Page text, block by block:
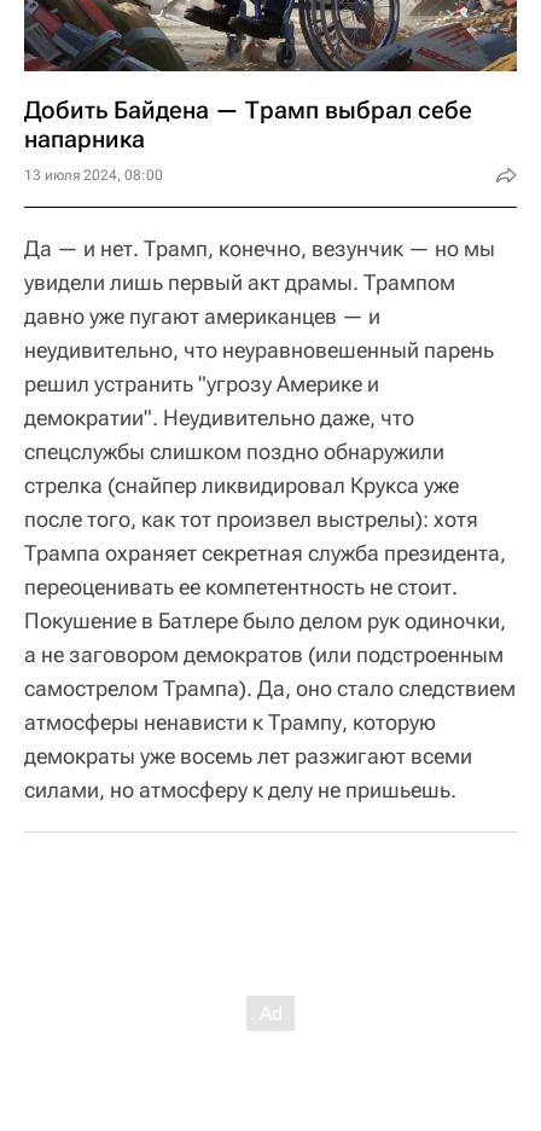
Добить Байдена — Трамп выбрал себе
напарника
13 июля 2024, 08:00
Да — и нет. Трамп, конечно, везунчик — но мы
увидели лишь первый акт драмы. Трампом
давно уже пугают американцев — и
неудивительно, что неуравновешенный парень
решил устранить "угрозу Америке и
демократии". Неудивительно даже, что
спецслужбы слишком поздно обнаружили
стрелка (снайпер ликвидировал Крукса уже
после того, как тот произвел выстрелы): хотя
Трампа охраняет секретная служба президента,
переоценивать ее компетентность не стоит.
Покушение в Батлере было делом рук одиночки,
а не заговором демократов (или подстроенным
самострелом Трампа). Да, оно стало следствием
атмосферы ненависти к Трампу, которую
демократы уже восемь лет разжигают всеми
силами, но атмосферу к делу не пришьешь.